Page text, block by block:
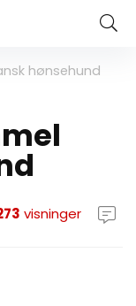
hønsehund
visninger